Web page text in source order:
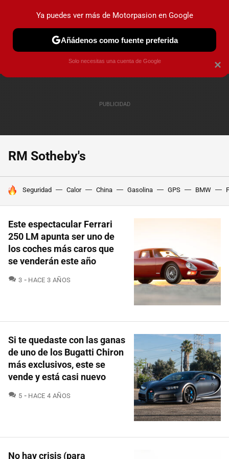
PRUEBAS COCHES ELÉCTRICOS OBSERVATORIO
RM Sotheby's
HOY SE HABLA DE
Seguridad Calor China Gasolina GPS BMW
Este espectacular Ferrari
250 LM apunta ser uno de
los coches más caros que
se venderán este año
3 COMENTARIOS
HACE 3 AÑOS
Si te quedaste con las ganas
de uno de los Bugatti Chiron
más exclusivos, este se
vende y está casi nuevo
5 COMENTARIOS
HACE 4 AÑOS
No hay crisis (para
×
Ya puedes ver más de Motorpasion en Google
Añádenos como fuente preferida
Solo necesitas una cuenta de Google